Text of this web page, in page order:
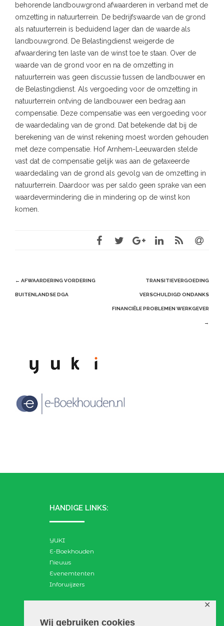
Wij gebruiken cookies
✕
behorende landbouwgrond afwaarderen in verband met de
omzetting in natuurterrein. De bedrijfswaarde van de grond
als natuurterrein is beduidend lager dan de waarde als
landbouwgrond. De Belastingdienst weigerde de
afwaardering ten laste van de winst toe te staan. Over de
waarde van de grond voor en na de omzetting in
natuurterrein was geen discussie tussen de landbouwer en
de Belastingdienst. Als vergoeding voor de omzetting in
natuurterrein ontving de landbouwer een bedrag aan
compensatie. Deze compensatie was een vergoeding voor
de waardedaling van de grond. Dat betekende dat bij de
berekening van de winst rekening moest worden gehouden
met deze compensatie. Hof Arnhem-Leeuwarden stelde
vast dat de compensatie gelijk was aan de getaxeerde
waardedaling van de grond als gevolg van de omzetting in
natuurterrein. Daardoor was per saldo geen sprake van een
waardevermindering die in mindering op de winst kon
komen.
Post
navigation
← AFWAARDERING VORDERING
BUITENLANDSE DGA
TRANSITIEVERGOEDING
VERSCHULDIGD ONDANKS
FINANCIËLE PROBLEMEN WERKGEVER
→
HANDIGE LINKS:
YUKI
E-Boekhouden
Nieuws
Evenemtenten
Inforwijzers